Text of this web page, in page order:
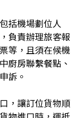
括機場劃位人
負責辦理旅客報
等，且須在候機
廚房聯繫餐點、
訴。
，讓訂位貨物順